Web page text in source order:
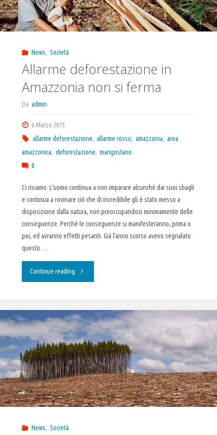
News, Società
Allarme deforestazione in
Amazzonia non si ferma
Da admin
6 Marzo 2015
allarme deforestazione, allarme rosso, amazzonia, area
amazzonica, deforestazione, mangostano
0
Ci risiamo. L’uomo continua a non imparare alcunchè dai suoi sbagli
e continua a rovinare ciò che di incredibile gli è stato messo a
disposizione dalla natura, non preoccupandosi minimamente delle
conseguenze. Perchè le conseguenze si manifesteranno, prima o
poi, ed avranno effetti pesanti. Già l’anno scorso avevo segnalato
questo …
Continue reading "Allarme
in
Amazzonia
non
si
ferma"
News, Società